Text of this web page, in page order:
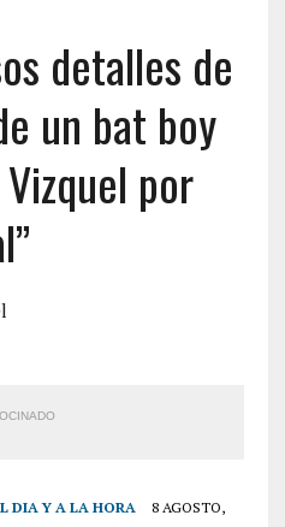
detalles de
un bat boy
por
DIA Y A LA HORA
8 AGOSTO,